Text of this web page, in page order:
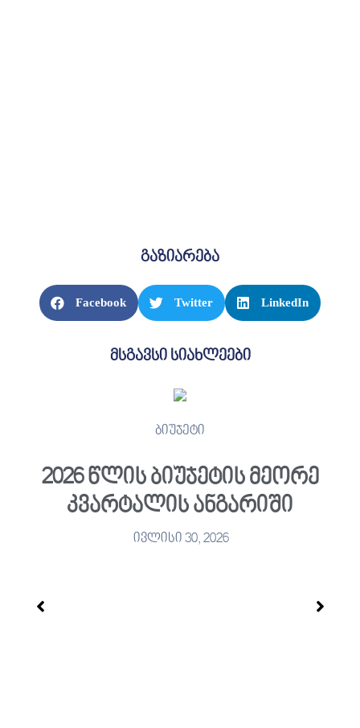
გაზიარება
Facebook Twitter LinkedIn
მსგავსი სიახლეები
ბიუჯეტი
2026 წლის ბიუჯეტის მეორე
კვარტალის ანგარიში
ივლისი 30, 2026